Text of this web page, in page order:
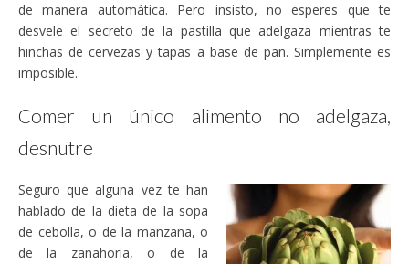
de manera automática. Pero insisto, no esperes que te
desvele el secreto de la pastilla que adelgaza mientras te
hinchas de cervezas y tapas a base de pan. Simplemente es
imposible.
Comer un único alimento no adelgaza,
desnutre
Seguro que alguna vez te han
hablado de la dieta de la sopa
de cebolla, o de la manzana, o
de la zanahoria, o de la